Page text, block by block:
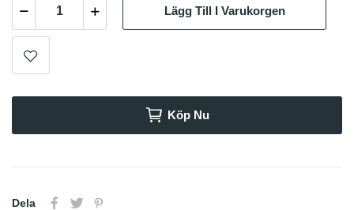
Lägg Till I Varukorgen
Köp Nu
Dela